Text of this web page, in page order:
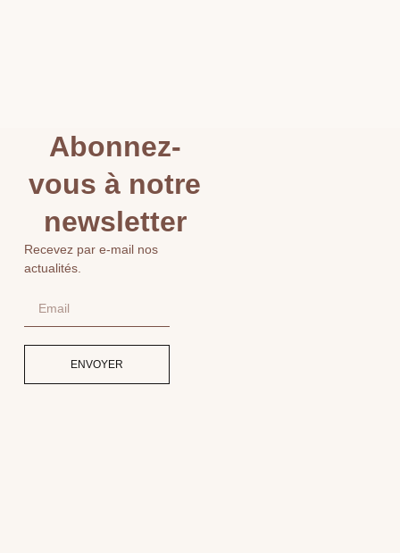
Abonnez-
vous à notre
newsletter
Recevez par e-mail nos
actualités.
ENVOYER